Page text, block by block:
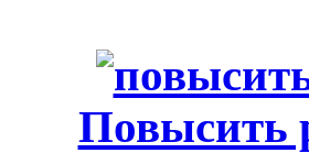
Повысить